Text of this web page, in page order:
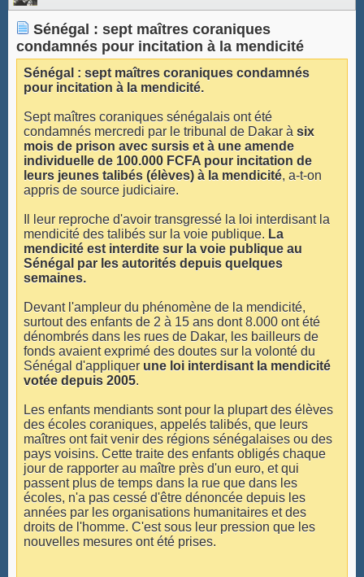
Sénégal : sept maîtres coraniques
condamnés pour incitation à la mendicité
Sénégal : sept maîtres coraniques condamnés
pour incitation à la mendicité.
Sept maîtres coraniques sénégalais ont été
condamnés mercredi par le tribunal de Dakar à six
mois de prison avec sursis et à une amende
individuelle de 100.000 FCFA pour incitation de
leurs jeunes talibés (élèves) à la mendicité, a-t-on
appris de source judiciaire.
Il leur reproche d'avoir transgressé la loi interdisant la
mendicité des talibés sur la voie publique. La
mendicité est interdite sur la voie publique au
Sénégal par les autorités depuis quelques
semaines.
Devant l'ampleur du phénomène de la mendicité,
surtout des enfants de 2 à 15 ans dont 8.000 ont été
dénombrés dans les rues de Dakar, les bailleurs de
fonds avaient exprimé des doutes sur la volonté du
Sénégal d'appliquer une loi interdisant la mendicité
votée depuis 2005.
Les enfants mendiants sont pour la plupart des élèves
des écoles coraniques, appelés talibés, que leurs
maîtres ont fait venir des régions sénégalaises ou des
pays voisins. Cette traite des enfants obligés chaque
jour de rapporter au maître près d'un euro, et qui
passent plus de temps dans la rue que dans les
écoles, n'a pas cessé d'être dénoncée depuis les
années par les organisations humanitaires et des
droits de l'homme. C'est sous leur pression que les
nouvelles mesures ont été prises.